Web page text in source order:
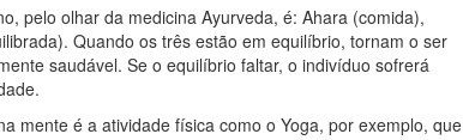
pelo olhar da medicina Ayurveda, é: Ahara (comida),
Quando os três estão em equilíbrio, tornam o ser
saudável. Se o equilíbrio faltar, o indivíduo sofrerá
mente é a atividade física como o Yoga, por exemplo, que